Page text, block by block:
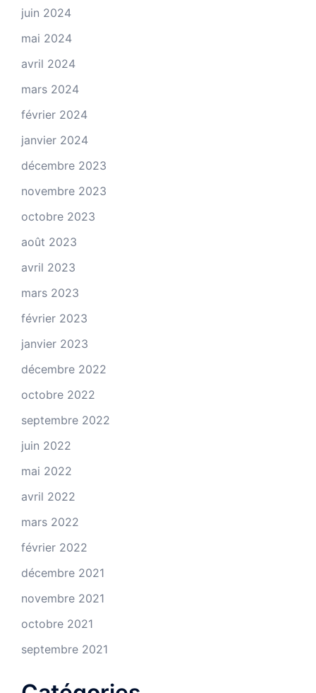
juin 2024
mai 2024
avril 2024
mars 2024
février 2024
janvier 2024
décembre 2023
novembre 2023
octobre 2023
août 2023
avril 2023
mars 2023
février 2023
janvier 2023
décembre 2022
octobre 2022
septembre 2022
juin 2022
mai 2022
avril 2022
mars 2022
février 2022
décembre 2021
novembre 2021
octobre 2021
septembre 2021